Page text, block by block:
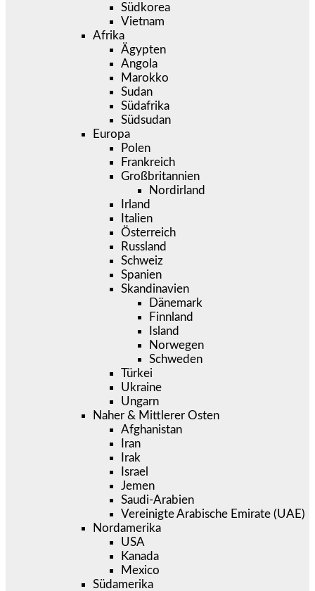
Südkorea
Vietnam
Afrika
Ägypten
Angola
Marokko
Sudan
Südafrika
Südsudan
Europa
Polen
Frankreich
Großbritannien
Nordirland
Irland
Italien
Österreich
Russland
Schweiz
Spanien
Skandinavien
Dänemark
Finnland
Island
Norwegen
Schweden
Türkei
Ukraine
Ungarn
Naher & Mittlerer Osten
Afghanistan
Iran
Irak
Israel
Jemen
Saudi-Arabien
Vereinigte Arabische Emirate (UAE)
Nordamerika
USA
Kanada
Mexico
Südamerika